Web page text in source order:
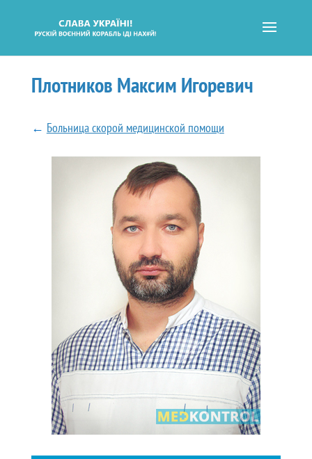
Плотников Максим Игоревич
← Больница скорой медицинской помощи